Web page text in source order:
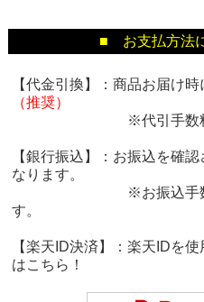
■ お支払方法
【代金引換】：商品お届け
（推奨）
※代引手数料が別
【銀行振込】：お振込を確
なります。
※お振込手数料は
す。
【楽天ID決済】：楽天IDを
はこちら！